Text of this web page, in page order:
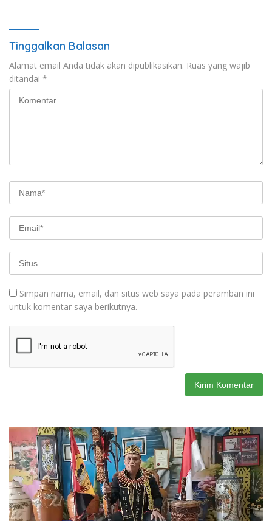
Tinggalkan Balasan
Alamat email Anda tidak akan dipublikasikan. Ruas yang wajib
ditandai *
Simpan nama, email, dan situs web saya pada peramban ini
untuk komentar saya berikutnya.
Pemutar
Video